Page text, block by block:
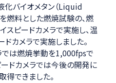
バイオメタン（Liquid
燃料とした燃焼試験の、燃
ピードカメラで実施し、温
カメラで実施しました。
では燃焼挙動を1,000fpsで
ドカメラでは今後の開発に
できました。